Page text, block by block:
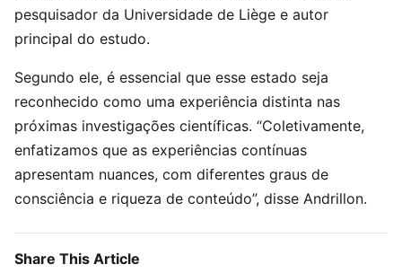
pesquisador da Universidade de Liège e autor
principal do estudo.
Segundo ele, é essencial que esse estado seja
reconhecido como uma experiência distinta nas
próximas investigações científicas. “Coletivamente,
enfatizamos que as experiências contínuas
apresentam nuances, com diferentes graus de
consciência e riqueza de conteúdo”, disse Andrillon.
Share This Article